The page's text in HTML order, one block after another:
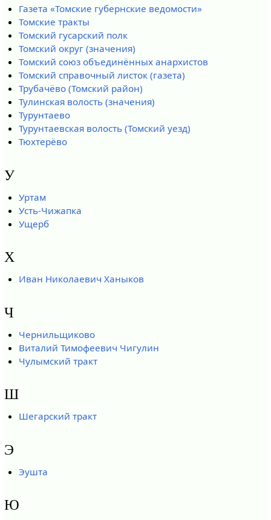
Газета «Томские губернские ведомости»
Томские тракты
Томский гусарский полк
Томский округ (значения)
Томский союз объединённых анархистов
Томский справочный листок (газета)
Трубачёво (Томский район)
Тулинская волость (значения)
Турунтаево
Турунтаевская волость (Томский уезд)
Тюхтерёво
У
Уртам
Усть-Чижапка
Ущерб
Х
Иван Николаевич Ханыков
Ч
Чернильщиково
Виталий Тимофеевич Чигулин
Чулымский тракт
Ш
Шегарский тракт
Э
Эушта
Ю